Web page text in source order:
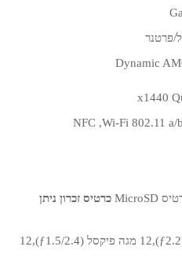
פרטנר
Dynamic
x1440
Wi-Fi 802.11 a/
,
NFC
MicroSD כרטיס זכרון ניתן
ƒ2.2),12 מגה פיקסל ( ƒ1.5/2.4
),12